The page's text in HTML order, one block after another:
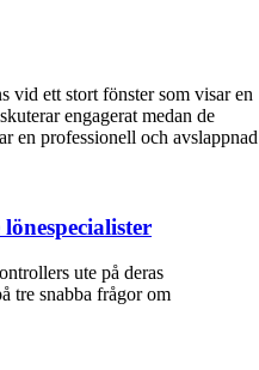
ute på deras
tre snabba frågor om